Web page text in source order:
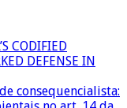
CODIFIED
DEFENSE IN
consequencialista: